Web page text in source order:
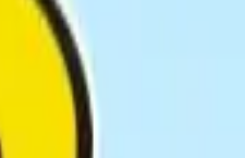
かよしマス